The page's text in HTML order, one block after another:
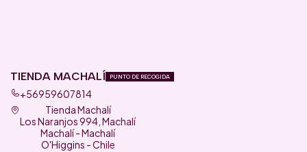
TIENDA MACHALÍ PUNTO DE RECOGIDA
+56959607814
Tienda Machalí
Los Naranjos 994, Machalí
Machalí - Machalí
O'Higgins - Chile